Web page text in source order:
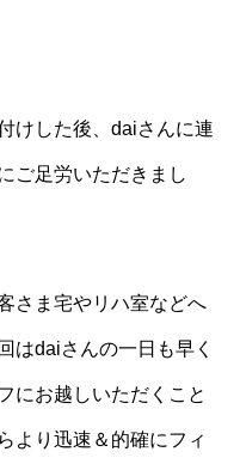
けした後、daiさんに連
ご足労いただきまし
さま宅やリハ室などへ
はdaiさんの一日も早く
にお越しいただくこと
より迅速＆的確にフィ